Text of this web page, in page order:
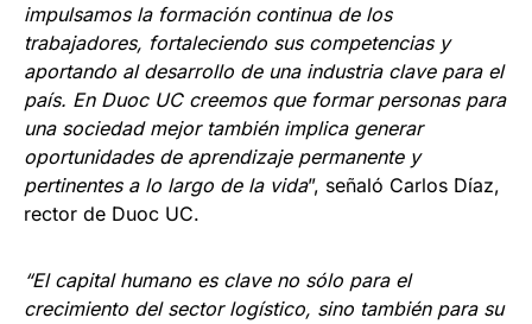
impulsamos la formación continua de los
trabajadores, fortaleciendo sus competencias y
aportando al desarrollo de una industria clave para el
país. En Duoc UC creemos que formar personas para
una sociedad mejor también implica generar
oportunidades de aprendizaje permanente y
pertinentes a lo largo de la vida”, señaló Carlos Díaz,
rector de Duoc UC.
“El capital humano es clave no sólo para el
crecimiento del sector logístico, sino también para su